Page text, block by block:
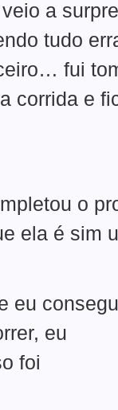
a
tudo
fui
corrida e
o
ela é sim
eu
eu
foi